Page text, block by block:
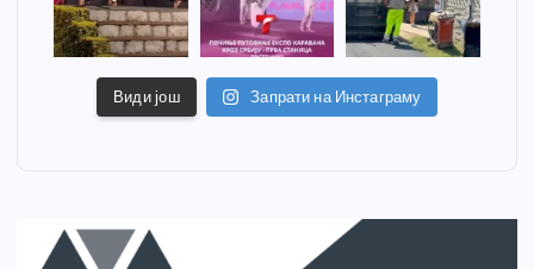
Види још Запрати на Инстаграму